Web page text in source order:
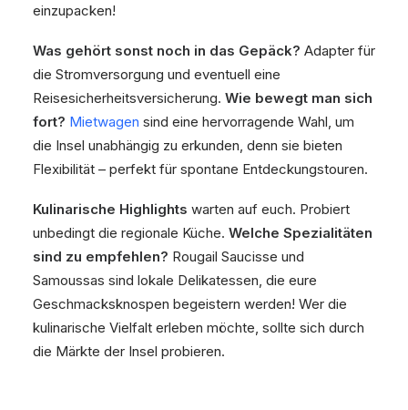
einzupacken!
Was gehört sonst noch in das Gepäck? Adapter für
die Stromversorgung und eventuell eine
Reisesicherheitsversicherung. Wie bewegt man sich
fort? Mietwagen sind eine hervorragende Wahl, um
die Insel unabhängig zu erkunden, denn sie bieten
Flexibilität – perfekt für spontane Entdeckungstouren.
Kulinarische Highlights warten auf euch. Probiert
unbedingt die regionale Küche. Welche Spezialitäten
sind zu empfehlen? Rougail Saucisse und
Samoussas sind lokale Delikatessen, die eure
Geschmacksknospen begeistern werden! Wer die
kulinarische Vielfalt erleben möchte, sollte sich durch
die Märkte der Insel probieren.